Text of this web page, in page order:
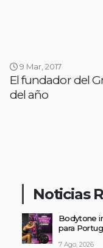
9 Mar, 2017
El fundador del
del año
Noticias
Bodytone
para
7 Ago, 2026